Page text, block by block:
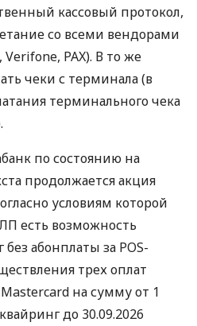
кассовый протокол,
со всеми вендорами
PAX). В то же
чеки с терминала (в
терминального чека
по состоянию на
продолжается акция
условиям которой
есть возможность
абонплаты за POS-
трех оплат
на сумму от 1
до 30.09.2026